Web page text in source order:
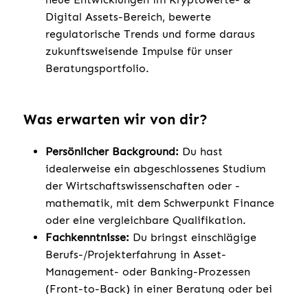
Digital Assets-Bereich, bewerte
regulatorische Trends und forme daraus
zukunftsweisende Impulse für unser
Beratungsportfolio.
Was erwarten wir von dir?
Persönlicher Background: Du hast
idealerweise ein abgeschlossenes Studium
der Wirtschaftswissenschaften oder -
mathematik, mit dem Schwerpunkt Finance
oder eine vergleichbare Qualifikation.
Fachkenntnisse: Du bringst einschlägige
Berufs-/Projekterfahrung in Asset-
Management- oder Banking-Prozessen
(Front-to-Back) in einer Beratung oder bei